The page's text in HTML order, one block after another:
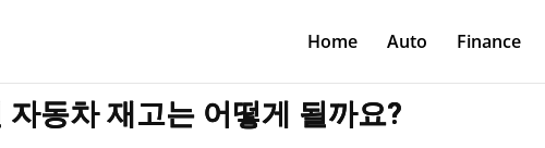
Home Auto Finance
자동차 재고는 어떻게 될까요?